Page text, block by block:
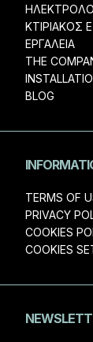
ΚΤΙΡΙΑΚΟΣ
ΕΡΓΑΛΕΙΑ
THE
BLOG
TERMS OF
PRIVACY
COOKIES
COOKIES